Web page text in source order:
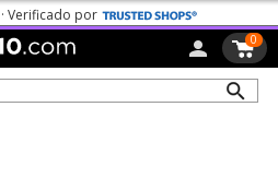
· Verificado por
0